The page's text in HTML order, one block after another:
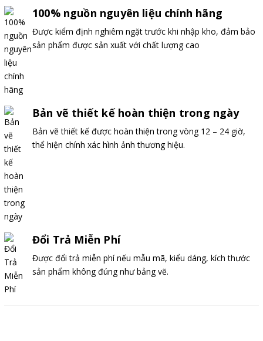
100% nguồn nguyên liệu chính hãng
Được kiểm định nghiêm ngặt trước khi nhập kho, đảm bảo
sản phẩm được sản xuất với chất lượng cao
Bản vẽ thiết kế hoàn thiện trong ngày
Bản vẽ thiết kế được hoàn thiện trong vòng 12 – 24 giờ,
thể hiện chính xác hình ảnh thương hiệu.
Đổi Trả Miễn Phí
Được đổi trả miễn phí nếu mẫu mã, kiểu dáng, kích thước
sản phẩm không đúng như bảng vẽ.